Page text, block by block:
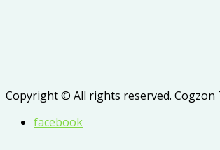
Copyright © All rights reserved. Cogzon
facebook